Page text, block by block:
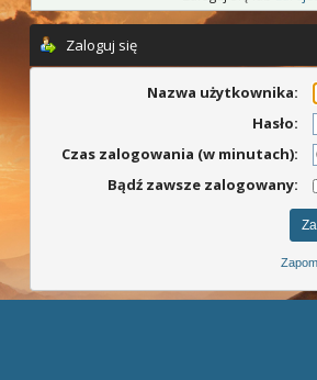
Zaloguj się
Nazwa użytkownika:
Hasło:
Czas zalogowania (w minutach):
Bądź zawsze zalogowany: